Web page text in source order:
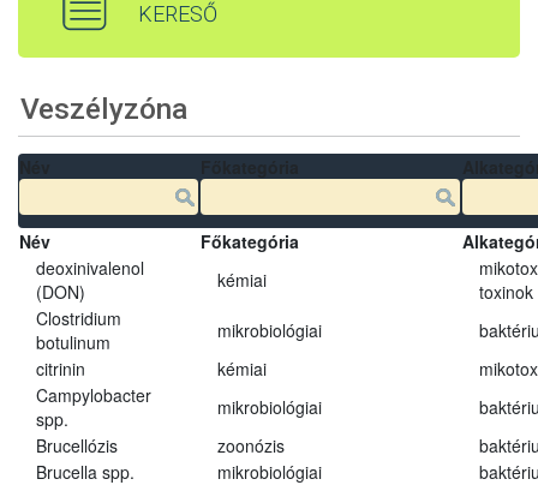
KERESŐ
Veszélyzóna
Név Főkategória
deoxinivalenol
(DON)
kémiai
toxinok
Clostridium
botulinum
mikrobiológiai
citrinin
kémiai
Campylobacter
spp.
mikrobiológiai
Brucellózis
zoonózis
Brucella spp.
mikrobiológiai